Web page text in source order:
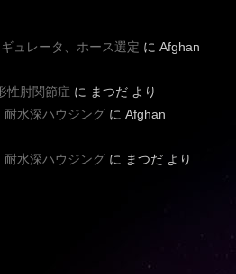
ュレータ、ホース選定 に Afghan
性肘関節症 に まつだ より
水深ハウジング に Afghan
水深ハウジング に まつだ より